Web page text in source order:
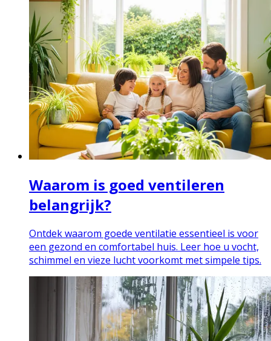
Waarom is goed ventileren
belangrijk?
Ontdek waarom goede ventilatie essentieel is voor
een gezond en comfortabel huis. Leer hoe u vocht,
schimmel en vieze lucht voorkomt met simpele tips.